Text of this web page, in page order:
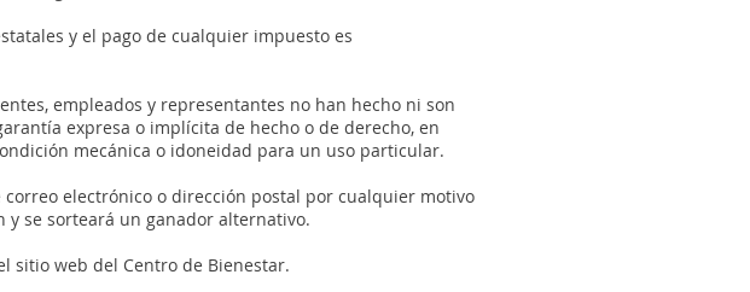
y el pago de cualquier impuesto es
empleados y representantes no han hecho ni son
expresa o implícita de hecho o de derecho, en
mecánica o idoneidad para un uso particular.
electrónico o dirección postal por cualquier motivo
y se sorteará un ganador alternativo.
sitio web del Centro de Bienestar.